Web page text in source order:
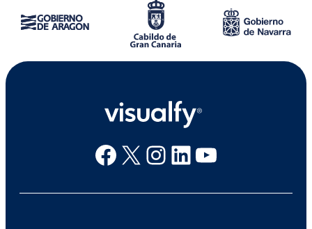
Facebook
X Instagram
Linkedin
Youtube